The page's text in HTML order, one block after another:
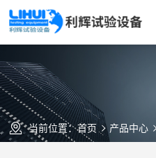
当前位置：首页 产品中心